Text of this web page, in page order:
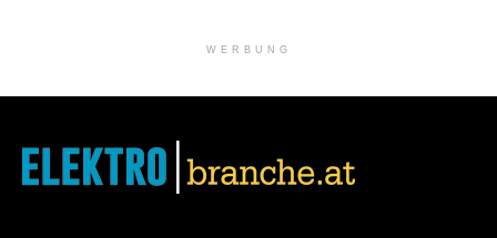
WERBUNG